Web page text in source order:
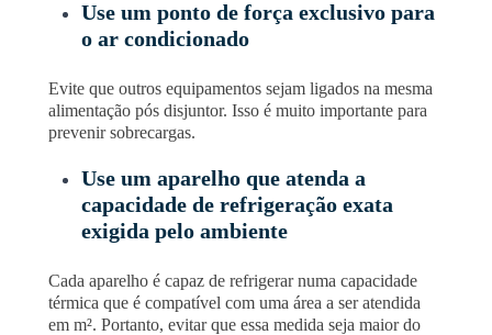
Use um ponto de força exclusivo para
o ar condicionado
Evite que outros equipamentos sejam ligados na mesma
alimentação pós disjuntor. Isso é muito importante para
prevenir sobrecargas.
Use um aparelho que atenda a
capacidade de refrigeração exata
exigida pelo ambiente
Cada aparelho é capaz de refrigerar numa capacidade
térmica que é compatível com uma área a ser atendida
em m². Portanto, evitar que essa medida seja maior do